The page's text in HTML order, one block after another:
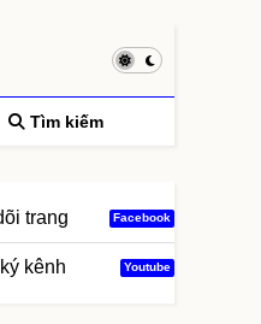
Tìm kiếm
trang Facebook
kênh Youtube